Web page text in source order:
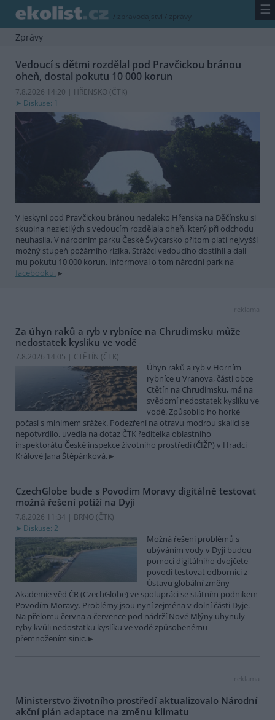
/ zpravodajství / zprávy ☰
Zprávy
Vedoucí s dětmi rozdělal pod Pravčickou bránou
oheň, dostal pokutu 10 000 korun
7.8.2026 14:20 | HŘENSKO (ČTK)
Diskuse: 1
V jeskyni pod Pravčickou bránou nedaleko Hřenska na Děčínsku si
skupina nezletilých s vedoucím rozdělala oheň, který při odchodu
neuhasila. V národním parku České Švýcarsko přitom platí nejvyšší
možný stupeň požárního rizika. Strážci vedoucího dostihli a dali
mu pokutu 10 000 korun. Informoval o tom národní park na
facebooku.
reklama
Za úhyn raků a ryb v rybníce na Chrudimsku může
nedostatek kyslíku ve vodě
7.8.2026 14:05 | CTĚTÍN (ČTK)
Úhyn raků a ryb v Horním
rybníce u Vranova, části obce
Ctětín na Chrudimsku, má na
svědomí nedostatek kyslíku ve
vodě. Způsobilo ho horké
počasí s minimem srážek. Podezření na otravu modrou skalicí se
nepotvrdilo, uvedla na dotaz ČTK ředitelka oblastního
inspektorátu České inspekce životního prostředí (ČIŽP) v Hradci
Králové Jana Štěpánková.
CzechGlobe bude s Povodím Moravy digitálně testovat
možná řešení potíží na Dyji
7.8.2026 11:34 | BRNO (ČTK)
Diskuse: 2
Možná řešení problémů s
ubýváním vody v Dyji budou
pomocí digitálního dvojčete
povodí testovat odborníci z
Ústavu globální změny
Akademie věd ČR (CzechGlobe) ve spolupráci se státním podnikem
Povodím Moravy. Problémy jsou nyní zejména v dolní části Dyje.
Na přelomu června a července pod nádrží Nové Mlýny uhynuly
ryby kvůli nedostatku kyslíku ve vodě způsobenému
přemnožením sinic.
reklama
Ministerstvo životního prostředí aktualizovalo Národní
akční plán adaptace na změnu klimatu